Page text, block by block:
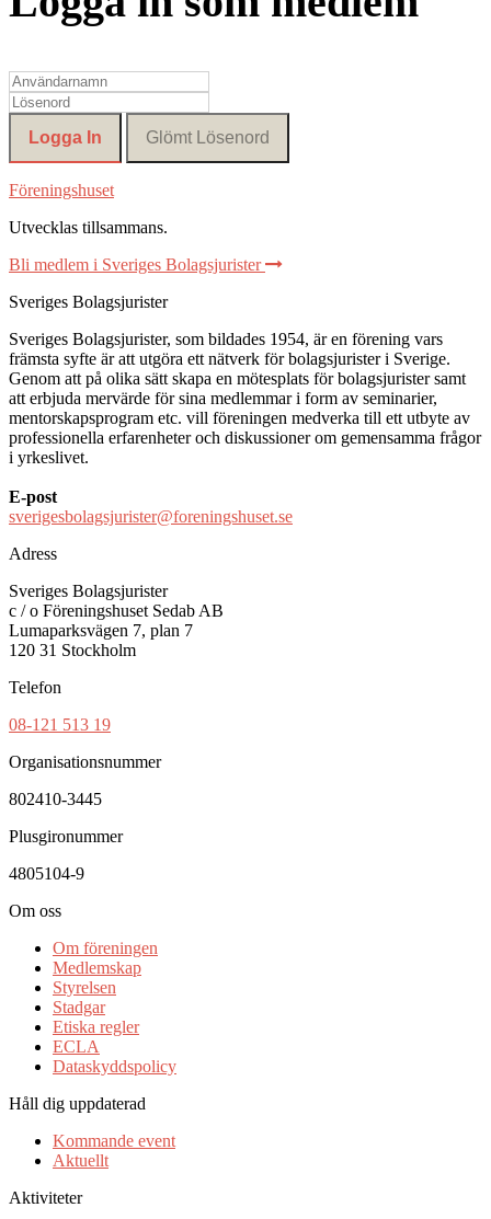
Föreningshuset
Utvecklas tillsammans.
Bli medlem i Sveriges Bolagsjurister
Sveriges Bolagsjurister
Sveriges Bolagsjurister, som bildades 1954, är en förening vars
främsta syfte är att utgöra ett nätverk för bolagsjurister i Sverige.
Genom att på olika sätt skapa en mötesplats för bolagsjurister samt
att erbjuda mervärde för sina medlemmar i form av seminarier,
mentorskapsprogram etc. vill föreningen medverka till ett utbyte av
professionella erfarenheter och diskussioner om gemensamma frågor
i yrkeslivet.
E-post
sverigesbolagsjurister@foreningshuset.se
Adress
Sveriges Bolagsjurister
c / o Föreningshuset Sedab AB
Lumaparksvägen 7, plan 7
120 31 Stockholm
Telefon
08-121 513 19
Organisationsnummer
802410-3445
Plusgironummer
4805104-9
Om oss
Om föreningen
Medlemskap
Styrelsen
Stadgar
Etiska regler
ECLA
Dataskyddspolicy
Håll dig uppdaterad
Kommande event
Aktuellt
Aktiviteter